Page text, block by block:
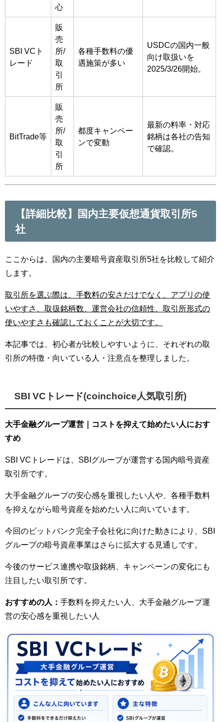
心
SBI VCト
レード
販
売
所/
取
引
所
各種手数料の優
遇施策が多い
USDCの国内一般
向け取扱いを
2025/3/26開始。
BitTrade等
販
売
所/
取
引
所
都度キャンペー
ンで変動
最新の料率・対応
銘柄は各社の告知
で確認。
【詳細比較】国内主要仮想通貨取引所5
社
ここからは、国内の主要暗号資産取引所5社を比較して紹介
します。
取引所を選ぶ際は、手数料の安さだけでなく、アプリの使
いやすさ、取扱銘柄数、運営会社の信頼性、取引所形式の
使いやすさも確認しておくことが大切です。
本記事では、初心者が比較しやすいように、それぞれの取
引所の特徴・向いている人・注意点を整理しました。
SBI VCトレード(coinchoice人気取引所)
大手金融グループ運営｜コストを抑えて始めたい人におす
すめ
SBI VCトレードは、SBIグループが運営する国内暗号資産
取引所です。
大手金融グループの安心感を重視したい人や、各種手数料
を抑えながら暗号資産を始めたい人に向いています。
今回のビットバンク完全子会社化に向けた動きにより、SBI
グループの暗号資産事業はさらに拡大する見通しです。
今後のサービス連携や取扱銘柄、キャンペーンの変化にも
注目したい取引所です。
おすすめの人： 手数料を抑えたい人、大手金融グループ運
営の安心感を重視したい人